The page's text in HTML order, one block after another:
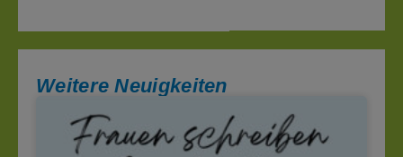
Weitere Neuigkeiten